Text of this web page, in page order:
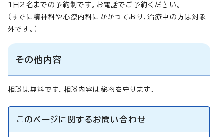
1日2名までの予約制です。お電話でご予約ください。
（すでに精神科や心療内科にかかっており、治療中の方は対象
外です。）
その他内容
相談は無料です。相談内容は秘密を守ります。
このページに関するお問い合わせ